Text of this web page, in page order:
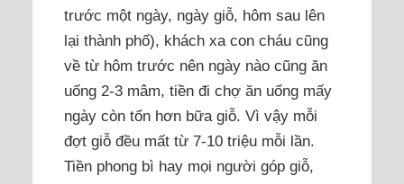
trước một ngày, ngày giỗ, hôm sau lên
lại thành phố), khách xa con cháu cũng
về từ hôm trước nên ngày nào cũng ăn
uống 2-3 mâm, tiền đi chợ ăn uống mấy
ngày còn tốn hơn bữa giỗ. Vì vậy mỗi
đợt giỗ đều mất từ 7-10 triệu mỗi lần.
Tiền phong bì hay mọi người góp giỗ,